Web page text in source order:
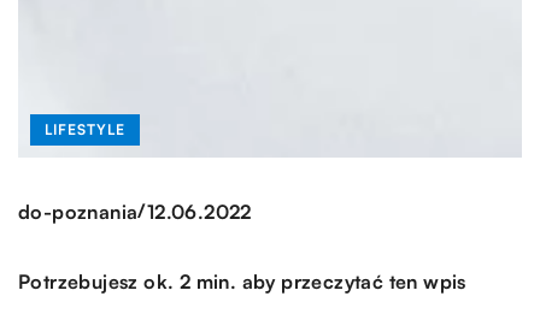
LIFESTYLE
do-poznania/12.06.2022
Potrzebujesz ok. 2 min. aby przeczytać ten wpis